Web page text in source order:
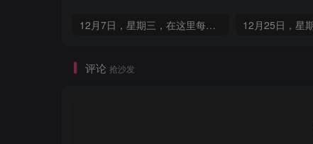
12月7日，星期三，在这里每天60秒读懂世界！
评论 抢沙发